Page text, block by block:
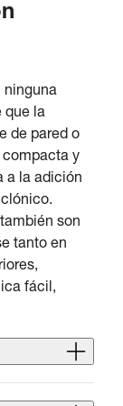
ninguna
que la
de pared o
compacta y
a la adición
son
tanto en
fácil,